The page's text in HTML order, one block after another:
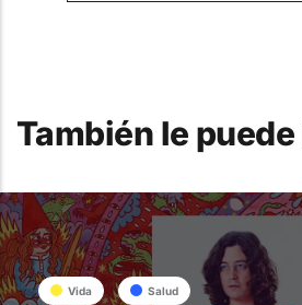
También le
Vida Salud